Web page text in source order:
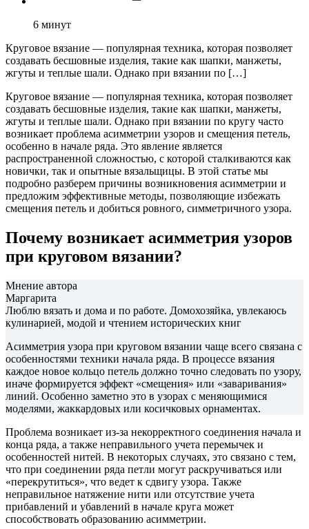
6 минут
Круговое вязание — популярная техника, которая позволяет
создавать бесшовные изделия, такие как шапки, манжеты,
жгуты и теплые шали. Однако при вязании по […]
Круговое вязание — популярная техника, которая позволяет
создавать бесшовные изделия, такие как шапки, манжеты,
жгуты и теплые шали. Однако при вязании по кругу часто
возникает проблема асимметрии узоров и смещения петель,
особенно в начале ряда. Это явление является
распространенной сложностью, с которой сталкиваются как
новички, так и опытные вязальщицы. В этой статье мы
подробно разберем причины возникновения асимметрии и
предложим эффективные методы, позволяющие избежать
смещения петель и добиться ровного, симметричного узора.
Почему возникает асимметрия узоров
при круговом вязании?
Мнение автора
Маргарита
Люблю вязать и дома и по работе. Домохозяйка, увлекаюсь
кулинарией, модой и чтением исторических книг
Асимметрия узора при круговом вязании чаще всего связана с
особенностями техники начала ряда. В процессе вязания
каждое новое кольцо петель должно точно следовать по узору,
иначе формируется эффект «смещения» или «заваривания»
линий. Особенно заметно это в узорах с меняющимися
моделями, жаккардовых или косичковых орнаментах.
Проблема возникает из-за некорректного соединения начала и
конца ряда, а также неправильного учета перемычек и
особенностей нитей. В некоторых случаях, это связано с тем,
что при соединении ряда петли могут раскручиваться или
«перекрутиться», что ведет к сдвигу узора. Также
неправильное натяжение нити или отсутствие учета
прибавлений и убавлений в начале круга может
способствовать образованию асимметрии.